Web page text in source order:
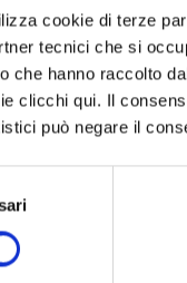
cookie di terze
tecnici che si
che hanno raccolto
clicchi qui. Il
può negare il
05 Luglio 2018